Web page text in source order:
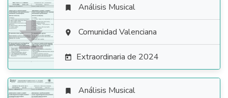

 Análisis Musical
 Comunidad Valenciana
 Extraordinaria de 2024
 Análisis Musical